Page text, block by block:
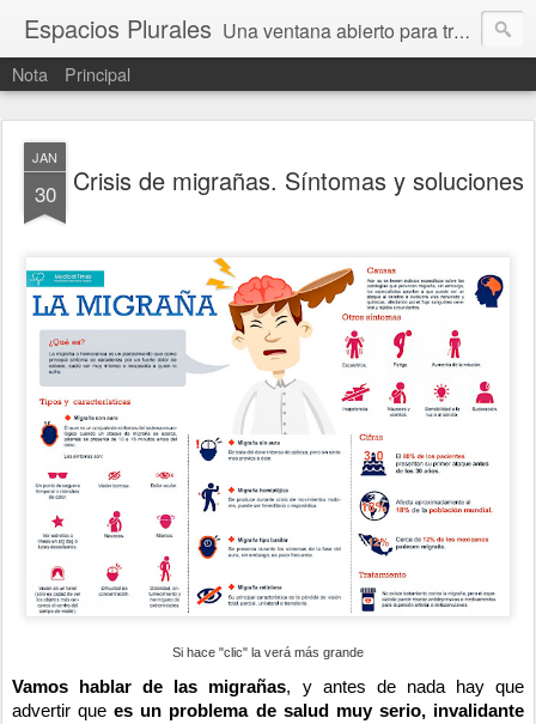
Espacios Plurales Una ventana abierto para tratar problemas que nos afectan a todxs. Temas sociales, educación, cultura, economía, política, derechos, calidad de vida. Estamos gobernados, pero queremos una calidad mayor en la política.
Nota Principal
JAN
30 Crisis de migrañas. Síntomas y soluciones
Si hace "clic" la verá más grande
Vamos hablar de las migrañas, y antes de nada hay que
advertir quees un problema de salud muy serio, invalidante